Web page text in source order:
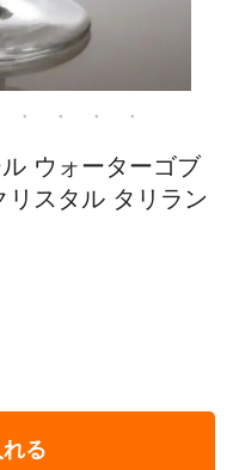
ウォーターゴブ
リスタル タリラン
る